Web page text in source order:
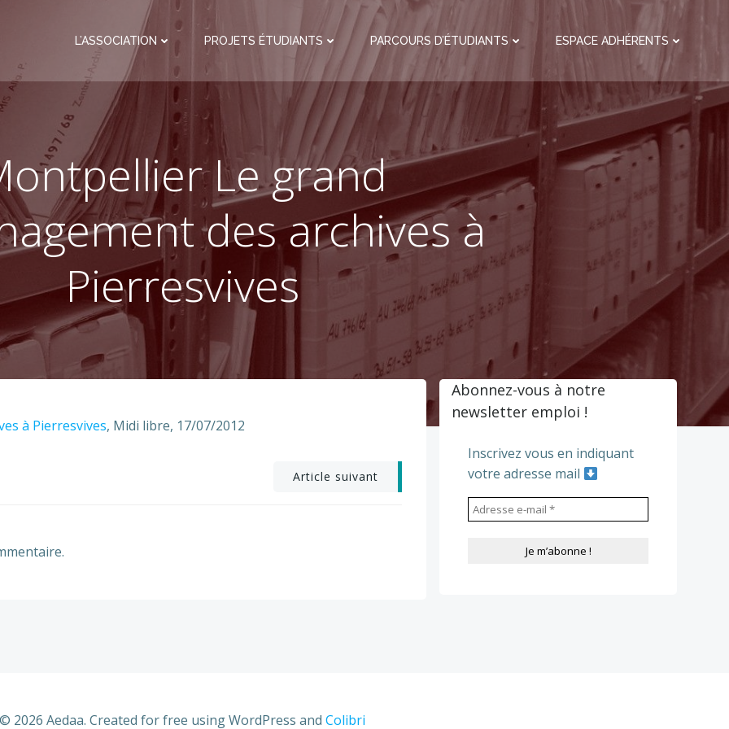
L’ASSOCIATION PROJETS ÉTUDIANTS PARCOURS D’ÉTUDIANTS ESPACE ADHÉRENTS
Le grand
des archives à
Pierresvives
à Pierresvives, Midi libre, 17/07/2012
Article suivant
Abonnez-vous à notre
newsletter emploi !
Inscrivez vous en indiquant
votre adresse mail
© 2026 Aedaa. Created for free using WordPress and Colibri